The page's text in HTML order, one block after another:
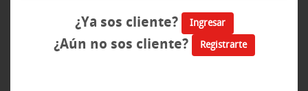
¿Ya sos cliente? Ingresar
¿Aún no sos cliente? Registrarte